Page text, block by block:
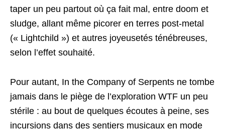
taper un peu partout où ça fait mal, entre doom et
sludge, allant même picorer en terres post-metal
(« Lightchild ») et autres joyeusetés ténébreuses,
selon l’effet souhaité.
Pour autant, In the Company of Serpents ne tombe
jamais dans le piège de l’exploration WTF un peu
stérile : au bout de quelques écoutes à peine, ses
incursions dans des sentiers musicaux en mode